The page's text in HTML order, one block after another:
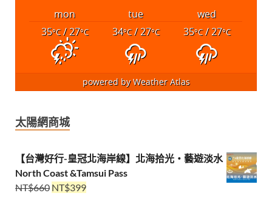
mon tue
wed
35°C/ 27°C 34°C/ 27°C 35°C/ 27°C
powered byWeather Atlas
太陽網商城
【台灣好行-皇冠北海岸線】北海拾光・藝遊淡水
North Coast &Tamsui Pass
NT$660 NT$399